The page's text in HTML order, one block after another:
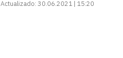
Actualizado: 30.06.2021 | 15:20